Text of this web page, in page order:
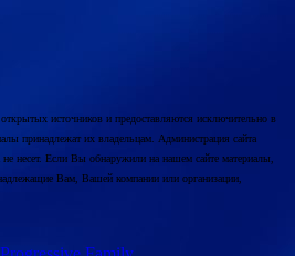
источников и предоставляются исключительно в
принадлежат их владельцам. Администрация сайта
не несет. Если Вы обнаружили на нашем сайте материалы,
Вам, Вашей компании или организации,